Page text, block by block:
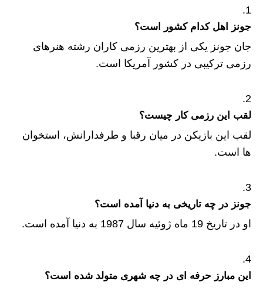
جونز اهل کدام کشور است؟
جان جونز یکی از بهترین رزمی کاران رشته هنرهای
رزمی ترکیبی در کشور آمریکا است.
لقب این رزمی کار چیست؟
لقب این بازیکن در میان رقبا و طرفدارانش، استخوان
ها است.
جونز در چه تاریخی به دنیا آمده است؟
او در تاریخ 19 ماه ژوئیه سال 1987 به دنیا آمده است.
این مبارز حرفه ای در چه شهری متولد شده است؟